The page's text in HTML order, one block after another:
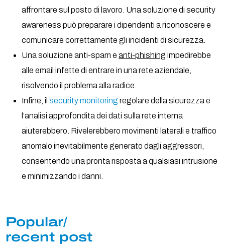
affrontare sul posto di lavoro. Una soluzione di security
awareness può preparare i dipendenti a riconoscere e
comunicare correttamente gli incidenti di sicurezza.
Una soluzione anti-spam eanti-phishing impedirebbe
alle email infette di entrare in una rete aziendale,
risolvendo il problema alla radice.
Infine, ilsecurity monitoring regolare della sicurezza e
l’analisi approfondita dei dati sulla rete interna
aiuterebbero. Rivelerebbero movimenti laterali e traffico
anomalo inevitabilmente generato dagli aggressori,
consentendo una pronta risposta a qualsiasi intrusione
e minimizzando i danni.
Popular/
recent post